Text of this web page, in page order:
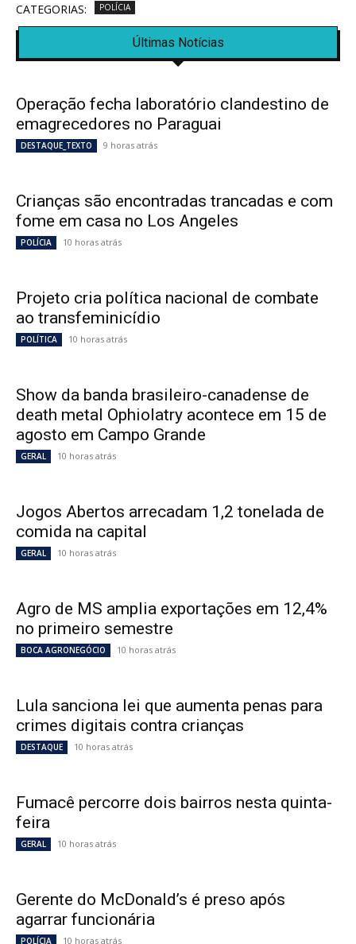
CATEGORIAS: POLÍCIA
Últimas Notícias
Operação fecha laboratório clandestino de
emagrecedores no Paraguai
DESTAQUE_TEXTO 9 horas atrás
Crianças são encontradas trancadas e com
fome em casa no Los Angeles
POLÍCIA 10 horas atrás
Projeto cria política nacional de combate
ao transfeminicídio
POLÍTICA 10 horas atrás
Show da banda brasileiro-canadense de
death metal Ophiolatry acontece em 15 de
agosto em Campo Grande
GERAL 10 horas atrás
Jogos Abertos arrecadam 1,2 tonelada de
comida na capital
GERAL 10 horas atrás
Agro de MS amplia exportações em 12,4%
no primeiro semestre
BOCA AGRONEGÓCIO 10 horas atrás
Lula sanciona lei que aumenta penas para
crimes digitais contra crianças
DESTAQUE 10 horas atrás
Fumacê percorre dois bairros nesta quinta-
feira
GERAL 10 horas atrás
Gerente do McDonald’s é preso após
agarrar funcionária
POLÍCIA 10 horas atrás